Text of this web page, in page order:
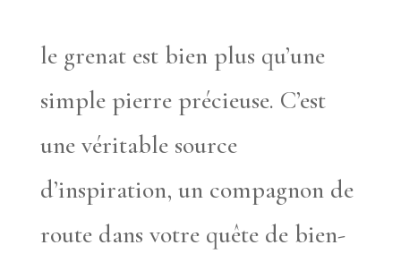
le grenat est bien plus qu’une
simple pierre précieuse. C’est
une véritable source
d’inspiration, un compagnon de
route dans votre quête de bien-